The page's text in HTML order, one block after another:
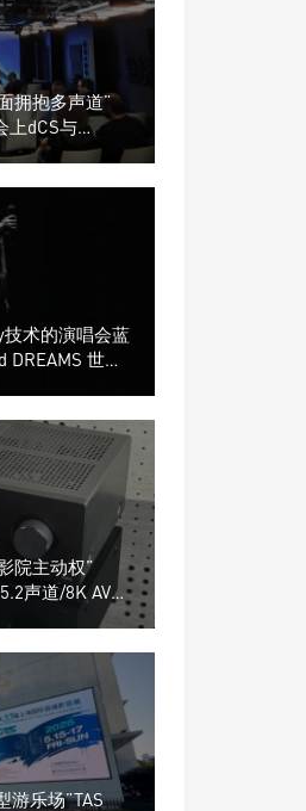
拥抱多声道”
上dCS与
演示系统
技术的演唱会蓝
DREAMS 世界
院主动权”
声道/8K AV放
游乐场”TAS